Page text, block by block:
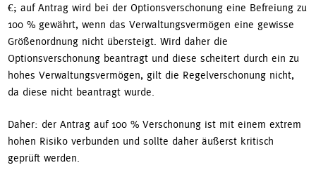
€; auf Antrag wird bei der Optionsverschonung eine Befreiung zu
100 % gewährt, wenn das Verwaltungsvermögen eine gewisse
Größenordnung nicht übersteigt. Wird daher die
Optionsverschonung beantragt und diese scheitert durch ein zu
hohes Verwaltungsvermögen, gilt die Regelverschonung nicht,
da diese nicht beantragt wurde.
Daher: der Antrag auf 100 % Verschonung ist mit einem extrem
hohen Risiko verbunden und sollte daher äußerst kritisch
geprüft werden.